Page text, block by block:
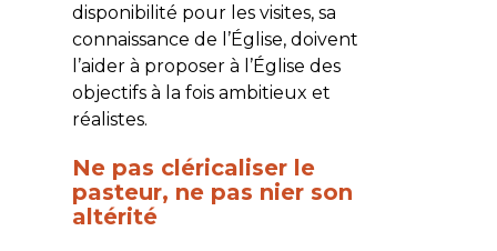
disponibilité pour les visites, sa
connaissance de l’Église, doivent
l’aider à proposer à l’Église des
objectifs à la fois ambitieux et
réalistes.
Ne pas cléricaliser le
pasteur, ne pas nier son
altérité